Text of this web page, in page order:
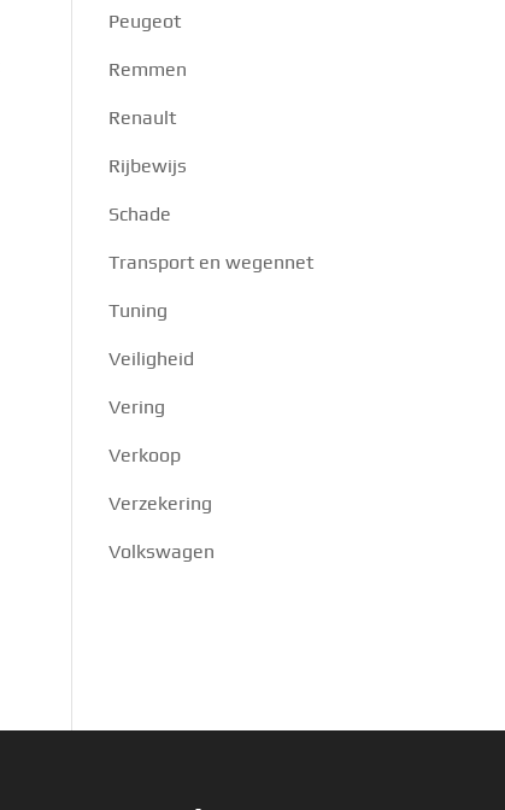
Peugeot
Remmen
Renault
Rijbewijs
Schade
Transport en wegennet
Tuning
Veiligheid
Vering
Verkoop
Verzekering
Volkswagen